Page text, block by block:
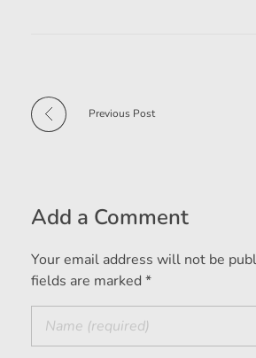
Previous Post
Add a Comment
Your email address will not be
fields are marked *